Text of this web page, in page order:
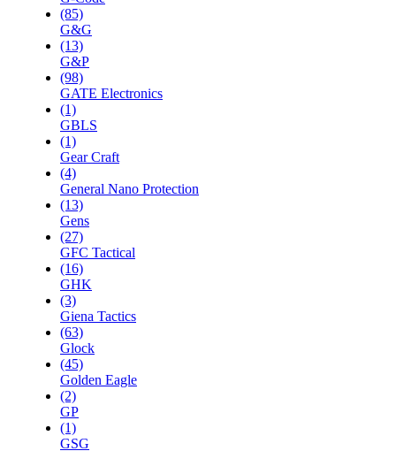
(85)
G&G
(13)
G&P
(98)
GATE Electronics
(1)
GBLS
(1)
Gear Craft
(4)
General Nano Protection
(13)
Gens
(27)
GFC Tactical
(16)
GHK
(3)
Giena Tactics
(63)
Glock
(45)
Golden Eagle
(2)
GP
(1)
GSG